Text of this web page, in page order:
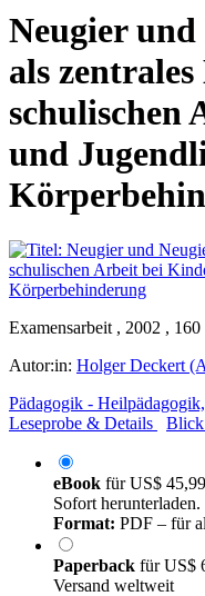
Neugier
als
schulischen
und
Examensarbeit , 2002 , 160
Autor:in: Holger Deckert
Pädagogik -
Leseprobe & Details
Blick
eBook fürUS$ 45,99
Sofort
Format: PDF – für
Paperback fürUS$
Versand weltweit